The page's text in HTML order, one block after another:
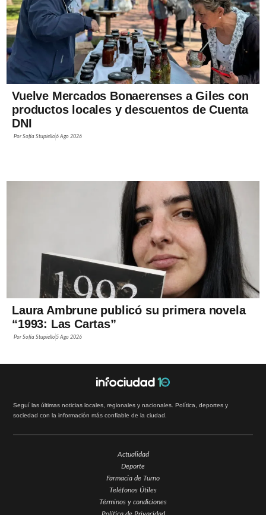
Vuelve Mercados Bonaerenses a Giles con
productos locales y descuentos de Cuenta
DNI
PorSofía Stupiello6 Ago 2026
Laura Ambrune publicó su primera novela
“1993: Las Cartas”
PorSofía Stupiello 5 Ago 2026
Seguí las últimas noticias locales, regionales y nacionales. Política, deportes y
sociedad con la información más confiable de la ciudad.
Actualidad
Deporte
Farmacia de Turno
Teléfonos Útiles
Términos y condiciones
Política de Privacidad